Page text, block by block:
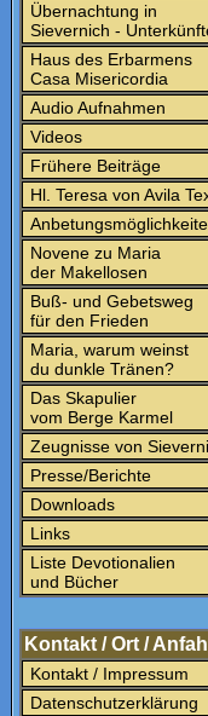
Übernachtung in
Sievernich -
Haus des Erbarmens
Casa Misericordia
Audio Aufnahmen
Videos
Frühere Beiträge
Hl. Teresa von Avila
Novene zu Maria
der Makellosen
Buß- und Gebetsweg
für den Frieden
Maria, warum weinst
du dunkle Tränen?
Das Skapulier
vom Berge Karmel
Zeugnisse von
Presse/Berichte
Downloads
Links
Liste Devotionalien
und Bücher
Kontakt / Ort /
Kontakt / Impressum
Datenschutzerklärung